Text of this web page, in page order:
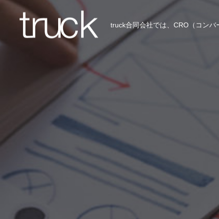
truck合同会社では、CRO（コン